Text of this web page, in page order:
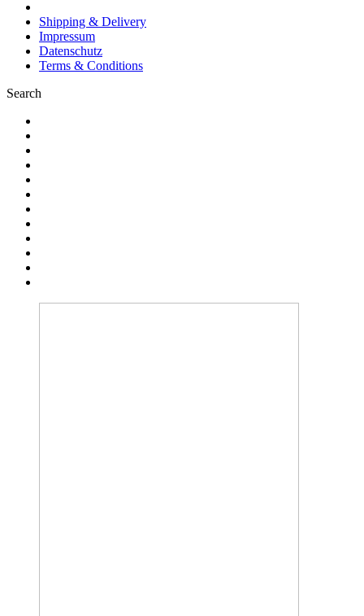
Shipping & Delivery
Impressum
Datenschutz
Terms & Conditions
Search